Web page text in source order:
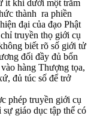
ít khi dưới một trăm
thành ra phiền
đại của đạo Phật
truyền thọ giới cụ
biết rõ số giới tử
đối đầy đủ bổn
hàng Thượng tọa,
đủ túc số để trở
phép truyền giới cụ
giáo dục tập thể có